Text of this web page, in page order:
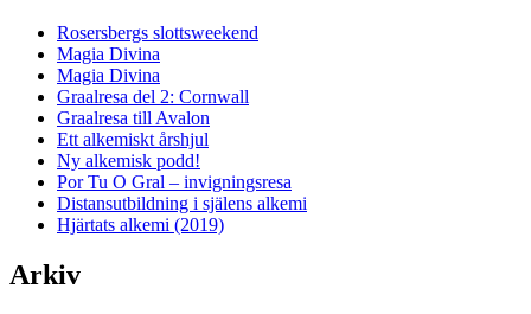
Rosersbergs slottsweekend
Magia Divina
Magia Divina
Graalresa del 2: Cornwall
Graalresa till Avalon
Ett alkemiskt årshjul
Ny alkemisk podd!
Por Tu O Gral – invigningsresa
Distansutbildning i själens alkemi
Hjärtats alkemi (2019)
Arkiv